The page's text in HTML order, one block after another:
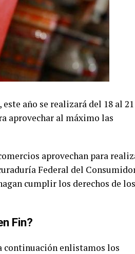
, este año se realizará del 18 al
aprovechar al máximo las
aprovechan para
Federal del
cumplir los derechos de los
Fin?
continuación enlistamos los